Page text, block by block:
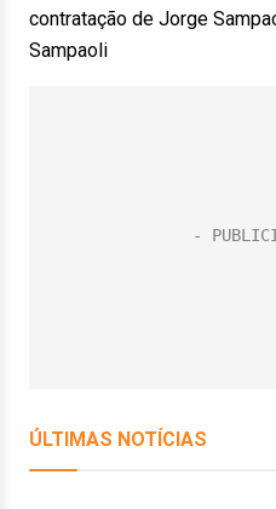
contratação de Jorge
Sampaoli